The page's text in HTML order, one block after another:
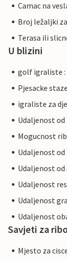
Camac na
Broj ležaljki
Terasa ili
U blizini
golf igraliste :
Pjesacke
igraliste za
Udaljenost od
Mogucnost
Udaljenost od
Udaljenost
Udaljenost
Udaljenost
Udaljenost
Savjeti za
Mjesto za